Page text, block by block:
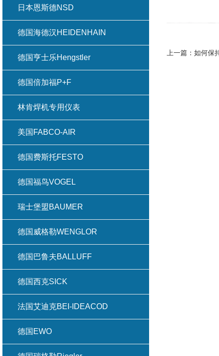
上一篇： 如何保
日本恩斯德NSD
德国海德汉HEIDENHAIN
德国亨士乐Hengstler
德国倍加福P+F
林肯焊机专用仪表
美国FABCO-AIR
德国费斯托FESTO
德国福鸟VOGEL
瑞士堡盟BAUMER
德国威格勒WENGLOR
德国巴鲁夫BALLUFF
德国西克SICK
法国艾迪克BEI-IDEACOD
德国EWO